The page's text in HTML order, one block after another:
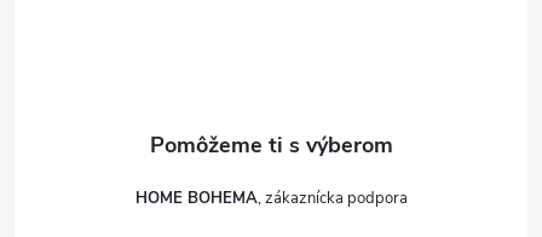
HOME BOHEMA